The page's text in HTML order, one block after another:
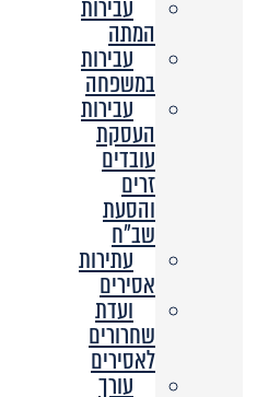
עבירות
המתה
עבירות
במשפחה
עבירות
העסקת
עובדים
זרים
והסעת
שב”ח
עתירות
אסירים
ועדת
שחרורים
לאסירים
עורך